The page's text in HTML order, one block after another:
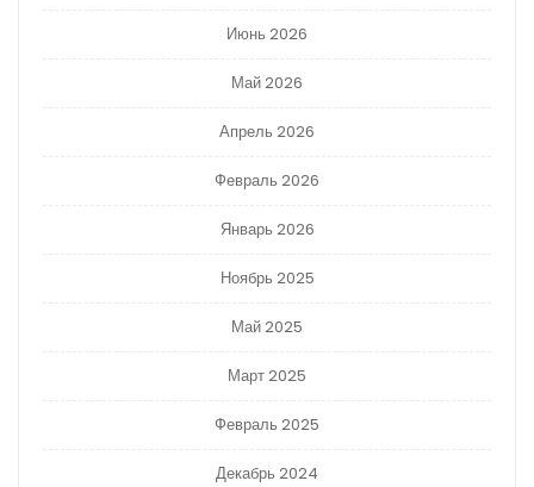
Июнь 2026
Май 2026
Апрель 2026
Февраль 2026
Январь 2026
Ноябрь 2025
Май 2025
Март 2025
Февраль 2025
Декабрь 2024